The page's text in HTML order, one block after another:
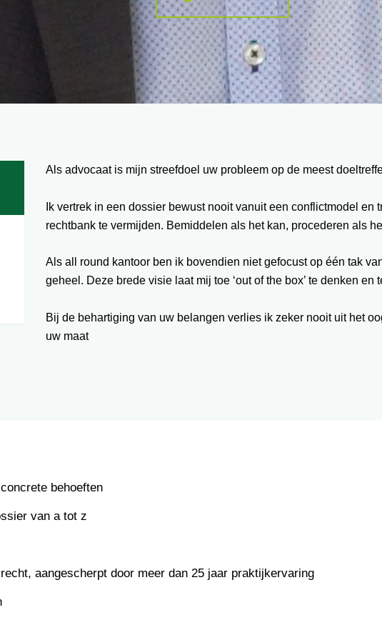
Als advocaat is mijn streefdoel uw probleem op de meest
Ik vertrek in een dossier bewust nooit vanuit een conflictmodel
rechtbank te vermijden. Bemiddelen als het kan, procederen als
Als all round kantoor ben ik bovendien niet gefocust op één tak
geheel. Deze brede visie laat mij toe ‘out of the box’ te denken
Bij de behartiging van uw belangen verlies ik zeker nooit uit het
uw maat
behoeften
van a tot z
aangescherpt door meer dan 25 jaar praktijkervaring